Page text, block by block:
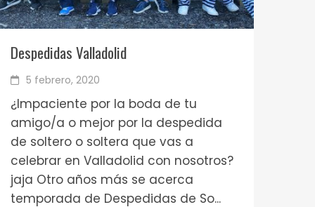
Despedidas Valladolid
5 febrero, 2020
¿Impaciente por la boda de tu
amigo/a o mejor por la despedida
de soltero o soltera que vas a
celebrar en Valladolid con nosotros?
jaja Otro años más se acerca
temporada de Despedidas de So...